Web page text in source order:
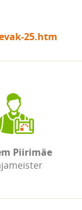
25.htm
Piirimäe